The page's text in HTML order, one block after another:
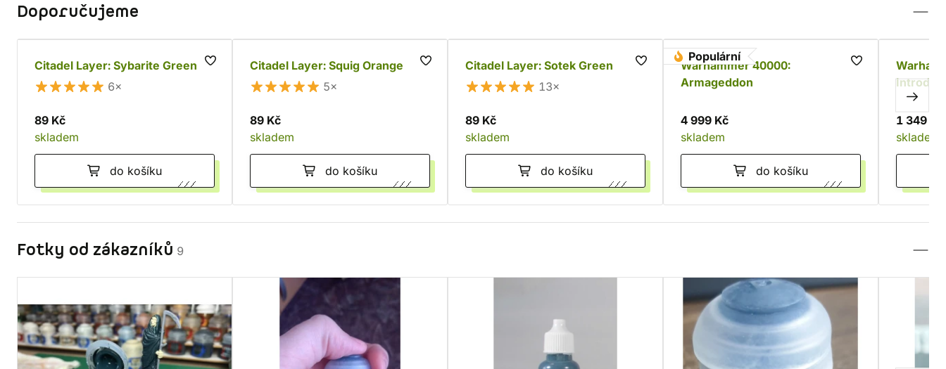
Doporučujeme
Citadel Layer: Sybarite Green
6×
89 Kč
skladem
do košíku
Citadel Layer: Squig Orange
5×
89 Kč
skladem
do košíku
Citadel Layer: Sotek Green
13×
89 Kč
skladem
do košíku
Populární
Warhammer 40000:
Armageddon
4 999 Kč
skladem
do košíku
1 349 Kč
skladem
Fotky od zákazníků 9